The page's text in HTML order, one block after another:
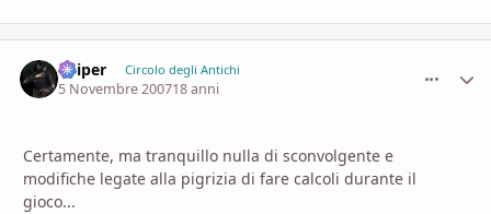
Sniper Circolo degli Antichi
5 Novembre 200718 anni
Certamente, ma tranquillo nulla di sconvolgente e
modifiche legate alla pigrizia di fare calcoli durante il
gioco...